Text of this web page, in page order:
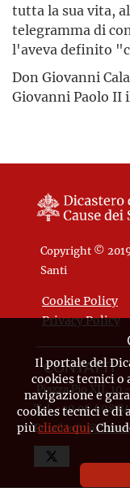
tutta la sua vita,
telegramma di
l'aveva definito
Don Giovanni
Giovanni Paolo II
Copyright ©
Santi
Cookie Policy
Privacy Policy
CONTATTI
Piazza Pio XII, 10
Tel.
Email
Il portale del
cookies tecnici o
navigazione e
cookies tecnici e di
piùclicca qui.